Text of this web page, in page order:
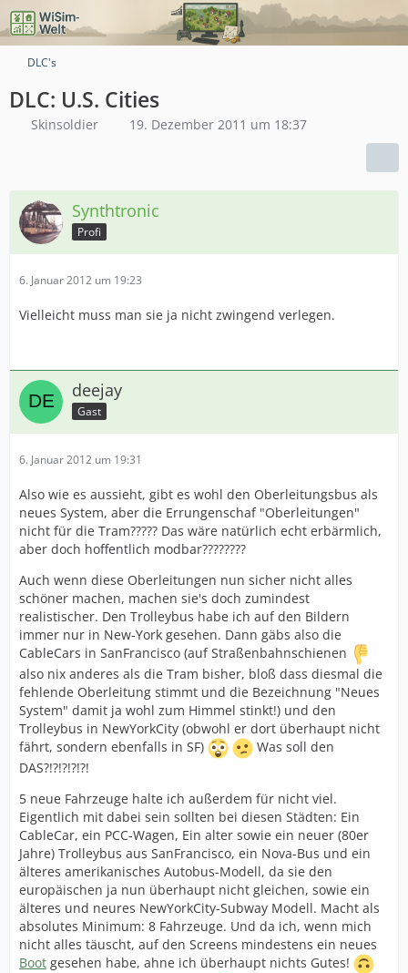
DLC's
DLC: U.S. Cities
Skinsoldier 19. Dezember 2011 um 18:37
Synthtronic
Profi
6. Januar 2012 um 19:23
Vielleicht muss man sie ja nicht zwingend verlegen.
deejay
Gast
6. Januar 2012 um 19:31
Also wie es aussieht, gibt es wohl den Oberleitungsbus als
neues System, aber die Errungenschaf "Oberleitungen"
nicht für die Tram????? Das wäre natürlich echt erbärmlich,
aber doch hoffentlich modbar????????
Auch wenn diese Oberleitungen nun sicher nicht alles
schöner machen, machen sie's doch zumindest
realistischer. Den Trolleybus habe ich auf den Bildern
immer nur in New-York gesehen. Dann gäbs also die
CableCars in SanFrancisco (auf Straßenbahnschienen
also nix anderes als die Tram bisher, bloß dass diesmal die
fehlende Oberleitung stimmt und die Bezeichnung "Neues
System" damit ja wohl zum Himmel stinkt!) und den
Trolleybus in NewYorkCity (obwohl er dort überhaupt nicht
fährt, sondern ebenfalls in SF)
Was soll den
DAS?!?!?!?!?!
5 neue Fahrzeuge halte ich außerdem für nicht viel.
Eigentlich mit dabei sein sollten bei diesen Städten: Ein
CableCar, ein PCC-Wagen, Ein alter sowie ein neuer (80er
Jahre) Trolleybus aus SanFrancisco, ein Nova-Bus und ein
älteres amerikanisches Autobus-Modell, da sie den
europäischen ja nun überhaupt nicht gleichen, sowie ein
älteres und neures NewYorkCity-Subway Modell. Macht als
absolutes Minimum: 8 Fahrzeuge. Und da ich, wenn mich
nicht alles täuscht, auf den Screens mindestens ein neues
Boot gesehen habe, ahne ich überhaupt nichts Gutes!